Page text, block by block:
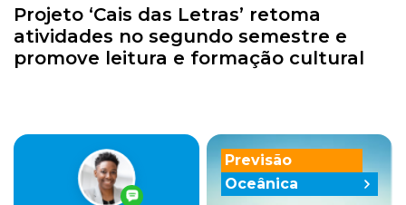
Projeto ‘Cais das Letras’ retoma
atividades no segundo semestre e
promove leitura e formação cultural
Previsão
Oceânica